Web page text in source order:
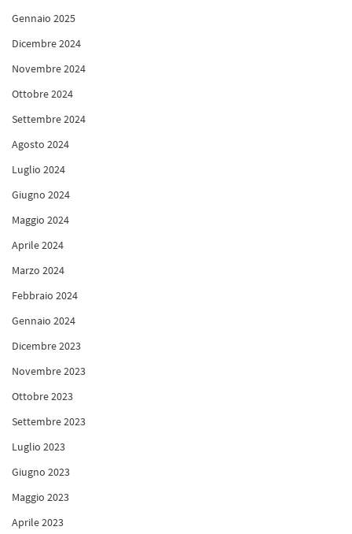
Gennaio 2025
Dicembre 2024
Novembre 2024
Ottobre 2024
Settembre 2024
Agosto 2024
Luglio 2024
Giugno 2024
Maggio 2024
Aprile 2024
Marzo 2024
Febbraio 2024
Gennaio 2024
Dicembre 2023
Novembre 2023
Ottobre 2023
Settembre 2023
Luglio 2023
Giugno 2023
Maggio 2023
Aprile 2023